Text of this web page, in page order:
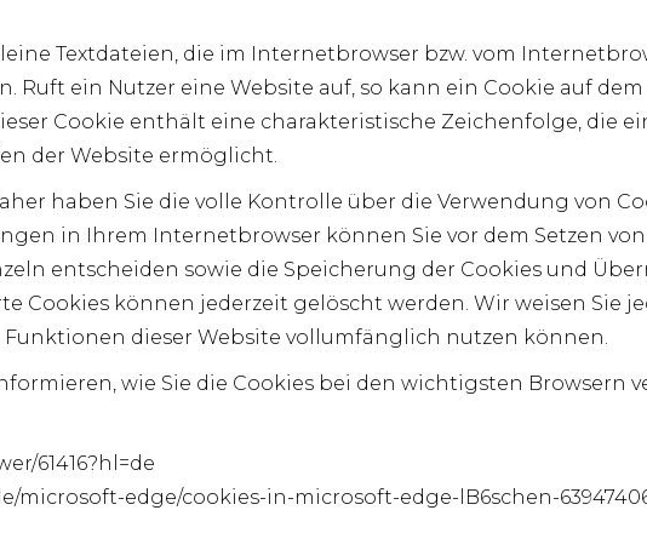
Textdateien, die im Internetbrowser bzw. vom
Ruft ein Nutzer eine Website auf, so kann ein Cookie auf dem
Cookie enthält eine charakteristische Zeichenfolge, die
der Website ermöglicht.
haben Sie die volle Kontrolle über die Verwendung von
in Ihrem Internetbrowser können Sie vor dem Setzen
entscheiden sowie die Speicherung der Cookies und
Cookies können jederzeit gelöscht werden. Wir weisen Sie
dieser Website vollumfänglich nutzen können.
wie Sie die Cookies bei den wichtigsten Browsern
61416?hl=de
microsoft-edge/cookies-in-microsoft-edge-lB6schen-